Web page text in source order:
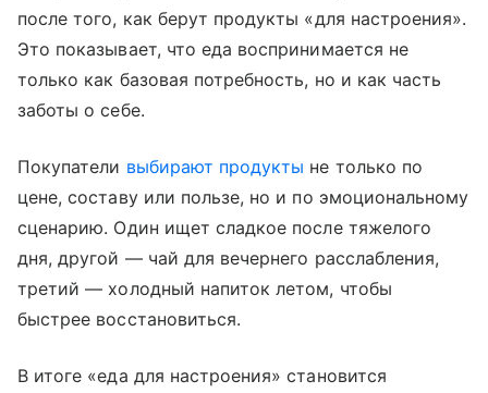
после того, как берут продукты «для настроения».
Это показывает, что еда воспринимается не
только как базовая потребность, но и как часть
заботы о себе.
Покупатели выбирают продукты не только по
цене, составу или пользе, но и по эмоциональному
сценарию. Один ищет сладкое после тяжелого
дня, другой — чай для вечернего расслабления,
третий — холодный напиток летом, чтобы
быстрее восстановиться.
В итоге «еда для настроения» становится